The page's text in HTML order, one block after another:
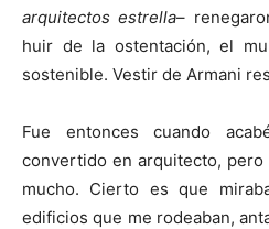
arquitectos estrella–
huir de la ostentación, el
sostenible. Vestir de Armani
Fue entonces cuando
convertido en arquitecto, pero
mucho. Cierto es que
edificios que me rodeaban,